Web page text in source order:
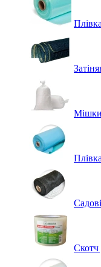
Мішки
Скотч